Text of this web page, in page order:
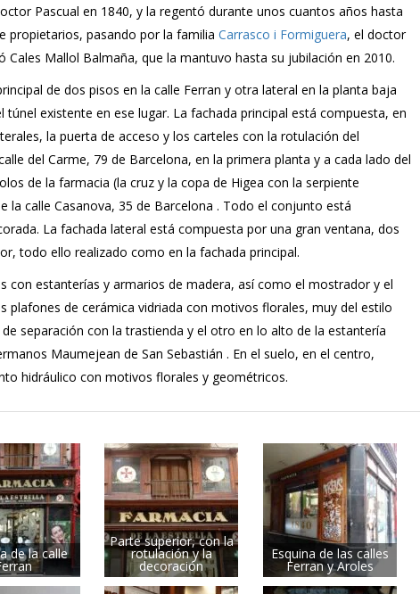
Pascual en 1840, y la regentó durante unos cuantos años hasta
propietarios, pasando por la familia Carrasco i Formiguera, el doctor
Cales Mallol Balmaña, que la mantuvo hasta su jubilación en 2010.
de dos pisos en la calle Ferran y otra lateral en la planta baja
túnel existente en ese lugar. La fachada principal está compuesta, en
la puerta de acceso y los carteles con la rotulación del
del Carme, 79 de Barcelona, en la primera planta y a cada lado del
de la farmacia (la cruz y la copa de Higea con la serpiente
la calle Casanova, 35 de Barcelona . Todo el conjunto está
La fachada lateral está compuesta por una gran ventana, dos
todo ello realizado como en la fachada principal.
con estanterías y armarios de madera, así como el mostrador y el
plafones de cerámica vidriada con motivos florales, muy del estilo
separación con la trastienda y el otro en lo alto de la estantería
Maumejean de San Sebastián . En el suelo, en el centro,
hidráulico con motivos florales y geométricos.
de la calle
Parte superior, con la
rotulación y la
decoración
Esquina de las calles
Ferran y Aroles